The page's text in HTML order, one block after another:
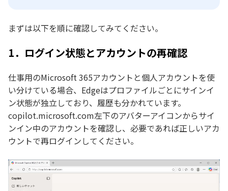
まずは以下を順に確認してみてください。
1．ログイン状態とアカウントの再確認
仕事用のMicrosoft 365アカウントと個人アカウントを使
い分けている場合、Edgeはプロファイルごとにサインイ
ン状態が独立しており、履歴も分かれています。
copilot.microsoft.com左下のアバターアイコンからサイ
ンイン中のアカウントを確認し、必要であれば正しいアカ
ウントで再ログインしてください。​